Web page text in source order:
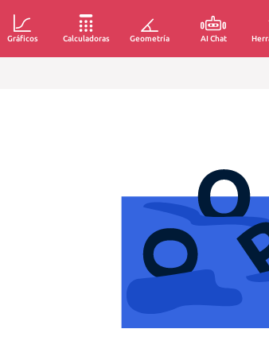
Gráficos Calculadoras Geometría AI Chat